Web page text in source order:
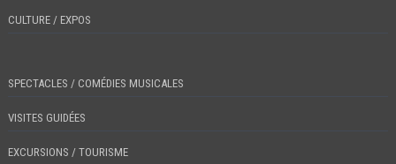
CULTURE / EXPOS
SPECTACLES / COMÉDIES MUSICALES
VISITES GUIDÉES
EXCURSIONS / TOURISME